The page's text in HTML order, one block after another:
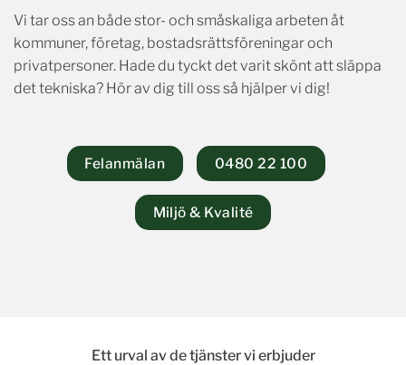
Vi tar oss an både stor- och småskaliga arbeten åt
kommuner, företag, bostadsrättsföreningar och
privatpersoner. Hade du tyckt det varit skönt att släppa
det tekniska? Hör av dig till oss så hjälper vi dig!
Felanmälan 0480 22 100
Miljö & Kvalité
Ett urval av de tjänster vi erbjuder